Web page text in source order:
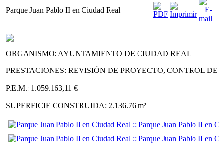
Parque Juan Pablo II en Ciudad Real
ORGANISMO: AYUNTAMIENTO DE CIUDAD REAL
PRESTACIONES: REVISIÓN DE PROYECTO, CONTROL
P.E.M.: 1.059.163,11 €
SUPERFICIE CONSTRUIDA: 2.136.76 m²